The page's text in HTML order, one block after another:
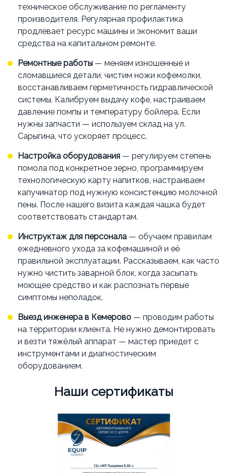
техническое обслуживание по регламенту
производителя. Регулярная профилактика
продлевает ресурс машины и экономит ваши
средства на капитальном ремонте.
Ремонтные работы — меняем изношенные и
сломавшиеся детали, чистим ножи кофемолки,
восстанавливаем герметичность гидравлической
системы. Калибруем выдачу кофе, настраиваем
давление помпы и температуру бойлера. Если
нужны запчасти — используем склад на ул.
Сарыгина, что ускоряет процесс.
Настройка оборудования — регулируем степень
помола под конкретное зерно, программируем
технологическую карту напитков, настраиваем
капучинатор под нужную консистенцию молочной
пены. После нашего визита каждая чашка будет
соответствовать стандартам.
Инструктаж для персонала — обучаем правилам
ежедневного ухода за кофемашиной и её
правильной эксплуатации. Рассказываем, как часто
нужно чистить заварной блок, когда засыпать
моющее средство и как распознать первые
симптомы неполадок.
Выезд инженера в Кемерово — проводим работы
на территории клиента. Не нужно демонтировать
и везти тяжёлый аппарат — мастер приедет с
инструментами и диагностическим
оборудованием.
Наши сертификаты